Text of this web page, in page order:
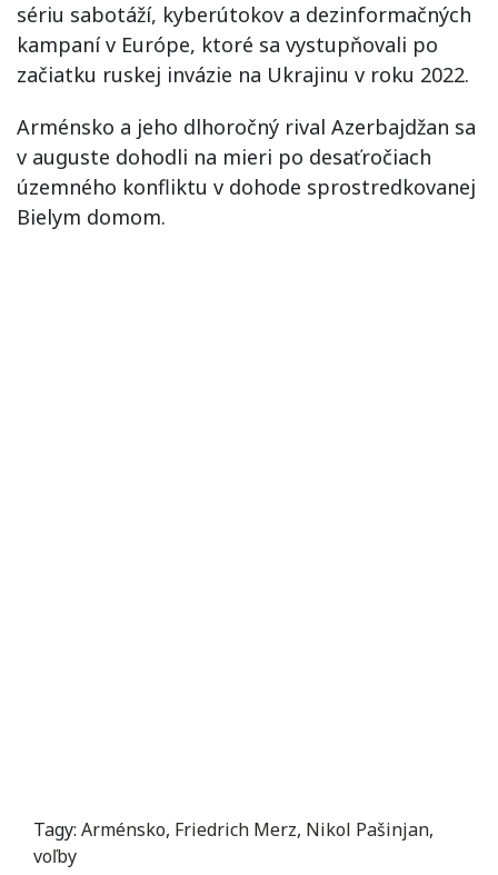
sériu sabotáží, kyberútokov a dezinformačných
kampaní v Európe, ktoré sa vystupňovali po
začiatku ruskej invázie na Ukrajinu v roku 2022.
Arménsko a jeho dlhoročný rival Azerbajdžan sa
v auguste dohodli na mieri po desaťročiach
územného konfliktu v dohode sprostredkovanej
Bielym domom.
Tagy: Arménsko, Friedrich Merz, Nikol Pašinjan,
voľby